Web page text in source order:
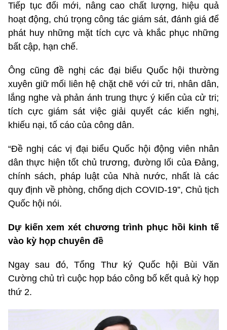
Tiếp tục đổi mới, nâng cao chất lượng, hiệu quả
hoạt động, chú trọng công tác giám sát, đánh giá để
phát huy những mặt tích cực và khắc phục những
bất cập, hạn chế.
Ông cũng đề nghị các đại biểu Quốc hội thường
xuyên giữ mối liên hệ chặt chẽ với cử tri, nhân dân,
lắng nghe và phản ánh trung thực ý kiến của cử tri;
tích cực giám sát việc giải quyết các kiến nghị,
khiếu nại, tố cáo của công dân.
“Đề nghị các vị đại biểu Quốc hội động viên nhân
dân thực hiện tốt chủ trương, đường lối của Đảng,
chính sách, pháp luật của Nhà nước, nhất là các
quy định về phòng, chống dịch COVID-19”, Chủ tịch
Quốc hội nói.
Dự kiến xem xét chương trình phục hồi kinh tế
vào kỳ họp chuyên đề
Ngay sau đó, Tổng Thư ký Quốc hội Bùi Văn
Cường chủ trì cuộc họp báo công bố kết quả kỳ họp
thứ 2.